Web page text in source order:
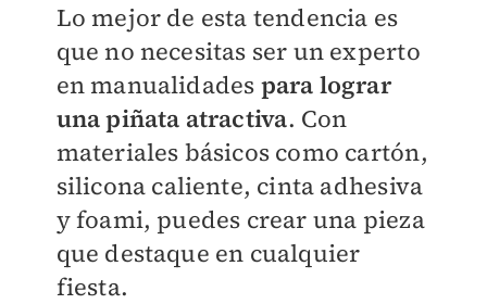
Lo mejor de esta tendencia es
que no necesitas ser un experto
en manualidades para lograr
una piñata atractiva. Con
materiales básicos como cartón,
silicona caliente, cinta adhesiva
y foami, puedes crear una pieza
que destaque en cualquier
fiesta.